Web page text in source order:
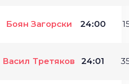
Боян Загорски 24:00
Васил Третяков 24:01